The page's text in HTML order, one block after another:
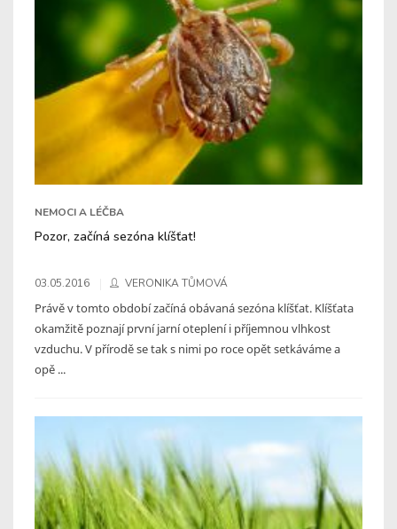
NEMOCI A LÉČBA
Pozor, začíná sezóna klíšťat!
03.05.2016 VERONIKA TŮMOVÁ
Právě v tomto období začíná obávaná sezóna klíšťat. Klíšťata
okamžitě poznají první jarní oteplení i příjemnou vlhkost
vzduchu. V přírodě se tak s nimi po roce opět setkáváme a
opě ...